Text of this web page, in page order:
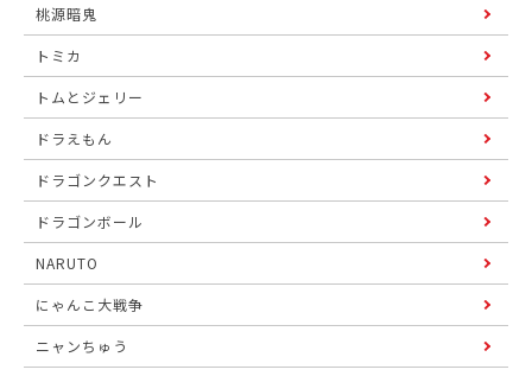
桃源暗鬼
トミカ
トムとジェリー
ドラえもん
ドラゴンクエスト
ドラゴンボール
NARUTO
にゃんこ大戦争
ニャンちゅう